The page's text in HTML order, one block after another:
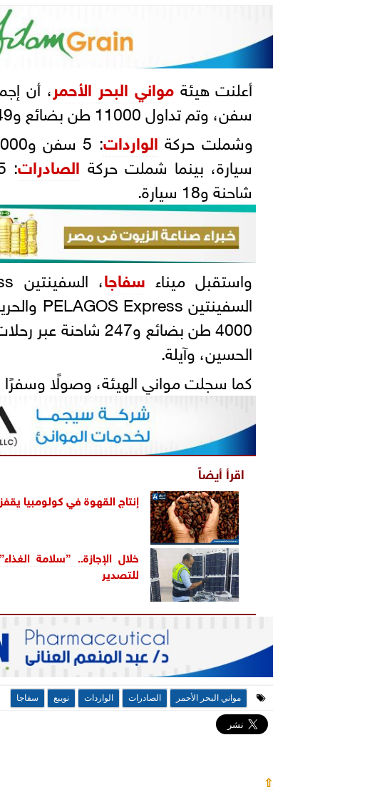
أعلنت هيئةمواني البحر الأحمر
سفن، وتم تداول 11000 طن بضائع و649 شاحنة و277 سيارة.
وشملت حركة الواردات
سيارة، بينما شملت حركة الصادرات
شاحنة و18 سيارة.
واستقبل ميناء سفاجا
السفينتين PELAGOS Express والحرية 2، فيما شهد ميناء
4000 طن بضائع و247
الحسين، وآيلة.
كما سجلت مواني الهيئة، وصولًا وسفرًا لـ 1918
اقرأ أيضاً
إنتاج القهوة في كولومبيا يقفز 43% خلال يونيو رغم تراجع الصادرات
خلال الإجازة.. ”سلامة
للتصدير
مواني البحر الأحمر الصادرات الواردات نويبع سفاجا
⇧